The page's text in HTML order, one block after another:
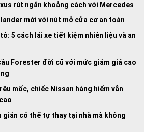
rút ngắn khoảng cách với Mercedes
mới với nút mở cửa cơ an toàn
5 cách lái xe tiết kiệm nhiên liệu và an
Forester đời cũ với mức giảm giá cao
mốc, chiếc Nissan hàng hiếm vẫn
giản có thể tự thay tại nhà mà không